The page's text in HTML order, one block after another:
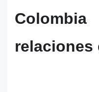
relaciones